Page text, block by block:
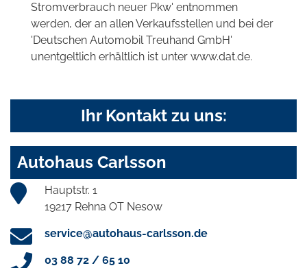
Stromverbrauch neuer Pkw' entnommen
werden, der an allen Verkaufsstellen und bei der
'Deutschen Automobil Treuhand GmbH'
unentgeltlich erhältlich ist unter www.dat.de.
Ihr Kontakt zu uns:
Autohaus Carlsson
Hauptstr. 1
19217 Rehna OT Nesow
service@autohaus-carlsson.de
03 88 72 / 65 10